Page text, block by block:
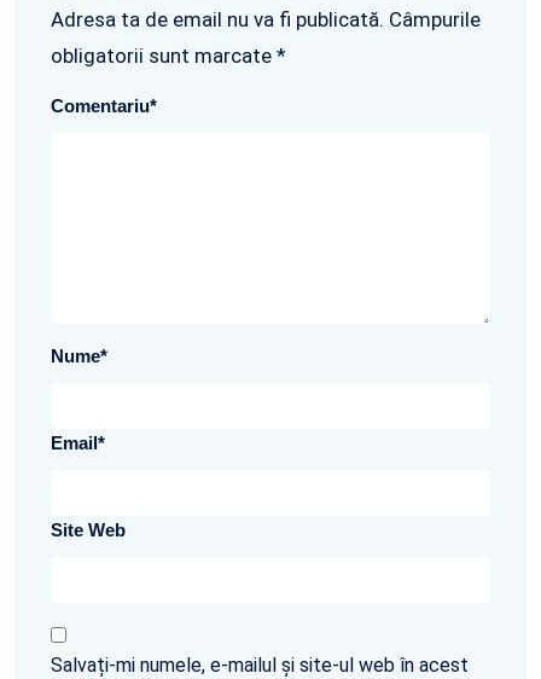
Adresa ta de email nu va fi publicată. Câmpurile
obligatorii sunt marcate *
Comentariu*
Nume*
Email*
Site Web
Salvați-mi numele, e-mailul și site-ul web în acest